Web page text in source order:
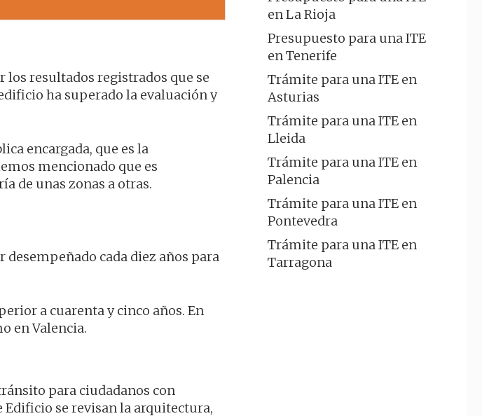
los resultados registrados que se
ha superado la evaluación y
encargada, que es la
mencionado que es
de unas zonas a otras.
desempeñado cada diez años para
a cuarenta y cinco años. En
en Valencia.
para ciudadanos con
se revisan la arquitectura,
en La Rioja
Presupuesto para una ITE
en Tenerife
Trámite para una ITE en
Asturias
Trámite para una ITE en
Lleida
Trámite para una ITE en
Palencia
Trámite para una ITE en
Pontevedra
Trámite para una ITE en
Tarragona